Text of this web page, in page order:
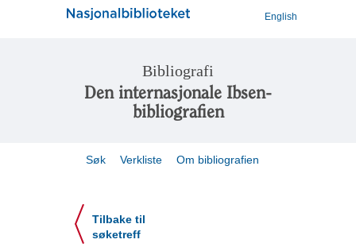
English
Bibliografi
Den internasjonale Ibsen-
bibliografien
Søk Verkliste Om bibliografien
Tilbake til
søketreff